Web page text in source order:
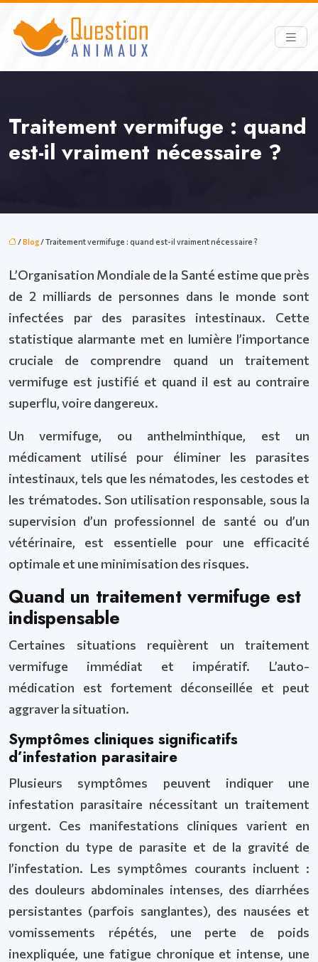
Traitement vermifuge : quand
est-il vraiment nécessaire ?
/Blog/ Traitement vermifuge : quand est-il vraiment nécessaire ?
L’Organisation Mondiale de la Santé estime que près
de 2 milliards de personnes dans le monde sont
infectées par des parasites intestinaux. Cette
statistique alarmante met en lumière l’importance
cruciale de comprendre quand un traitement
vermifuge est justifié et quand il est au contraire
superflu, voire dangereux.
Un vermifuge, ou anthelminthique, est un
médicament utilisé pour éliminer les parasites
intestinaux, tels que les nématodes, les cestodes et
les trématodes. Son utilisation responsable, sous la
supervision d’un professionnel de santé ou d’un
vétérinaire, est essentielle pour une efficacité
optimale et une minimisation des risques.
Quand un traitement vermifuge est
indispensable
Certaines situations requièrent un traitement
vermifuge immédiat et impératif. L’auto-
médication est fortement déconseillée et peut
aggraver la situation.
Symptômes cliniques significatifs
d’infestation parasitaire
Plusieurs symptômes peuvent indiquer une
infestation parasitaire nécessitant un traitement
urgent. Ces manifestations cliniques varient en
fonction du type de parasite et de la gravité de
l’infestation. Les symptômes courants incluent :
des douleurs abdominales intenses, des diarrhées
persistantes (parfois sanglantes), des nausées et
vomissements répétés, une perte de poids
inexpliquée, une fatigue chronique et intense, une